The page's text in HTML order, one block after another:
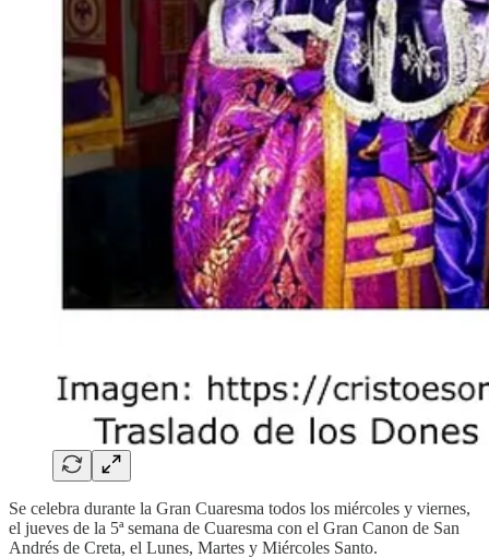
Se celebra durante la Gran Cuaresma todos los miércoles y viernes,
el jueves de la 5ª semana de Cuaresma con el Gran Canon de San
Andrés de Creta, el Lunes, Martes y Miércoles Santo.